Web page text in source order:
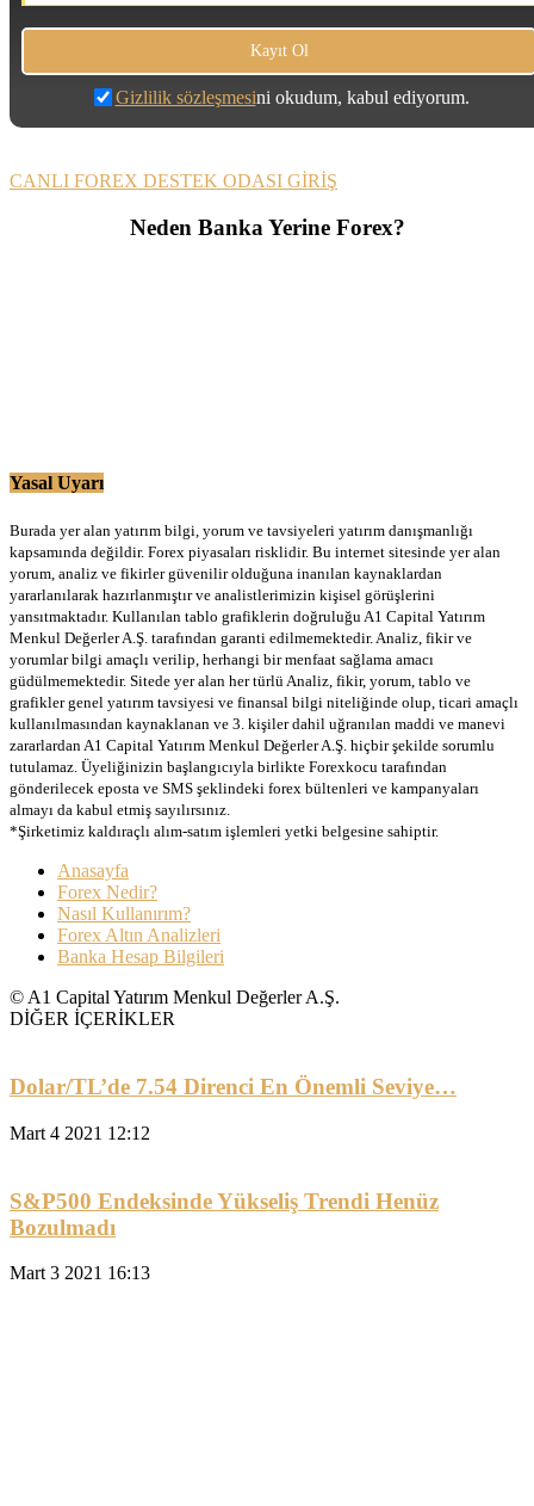
Gizlilik sözleşmesini okudum, kabul ediyorum.
CANLI FOREX DESTEK ODASI GİRİŞ
Neden Banka Yerine Forex?
Yasal Uyarı
Burada yer alan yatırım bilgi, yorum ve tavsiyeleri yatırım danışmanlığı
kapsamında değildir. Forex piyasaları risklidir. Bu internet sitesinde yer alan
yorum, analiz ve fikirler güvenilir olduğuna inanılan kaynaklardan
yararlanılarak hazırlanmıştır ve analistlerimizin kişisel görüşlerini
yansıtmaktadır. Kullanılan tablo grafiklerin doğruluğu A1 Capital Yatırım
Menkul Değerler A.Ş. tarafından garanti edilmemektedir. Analiz, fikir ve
yorumlar bilgi amaçlı verilip, herhangi bir menfaat sağlama amacı
güdülmemektedir. Sitede yer alan her türlü Analiz, fikir, yorum, tablo ve
grafikler genel yatırım tavsiyesi ve finansal bilgi niteliğinde olup, ticari amaçlı
kullanılmasından kaynaklanan ve 3. kişiler dahil uğranılan maddi ve manevi
zararlardan A1 Capital Yatırım Menkul Değerler A.Ş. hiçbir şekilde sorumlu
tutulamaz. Üyeliğinizin başlangıcıyla birlikte Forexkocu tarafından
gönderilecek eposta ve SMS şeklindeki forex bültenleri ve kampanyaları
almayı da kabul etmiş sayılırsınız.
*Şirketimiz kaldıraçlı alım-satım işlemleri yetki belgesine sahiptir.
Anasayfa
Forex Nedir?
Nasıl Kullanırım?
Forex Altın Analizleri
Banka Hesap Bilgileri
© A1 Capital Yatırım Menkul Değerler A.Ş.
DİĞER İÇERİKLER
Dolar/TL’de 7.54 Direnci En Önemli Seviye…
Mart 4 2021 12:12
S&P500 Endeksinde Yükseliş Trendi Henüz
Bozulmadı
Mart 3 2021 16:13